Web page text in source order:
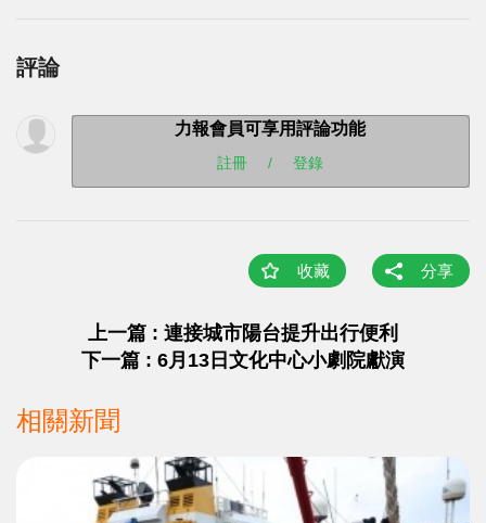
評論
力報會員可享用評論功能
註冊 / 登錄
收藏 分享
上一篇 : 連接城市陽台提升出行便利
下一篇 : 6月13日文化中心小劇院獻演
相關新聞